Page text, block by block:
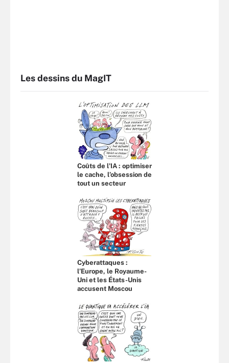
Les dessins du MagIT
Coûts de l'IA : optimiser
le cache, l’obsession de
tout un secteur
Cyberattaques :
l’Europe, le Royaume-
Uni et les États-Unis
accusent Moscou